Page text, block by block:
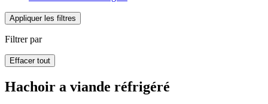
Appliquer les filtres
Filtrer par
Effacer tout
Hachoir a viande réfrigéré